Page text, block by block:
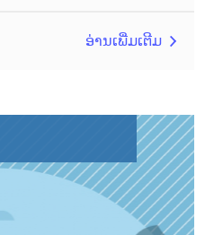
ອ່ານເພີ່ມເຕີມ